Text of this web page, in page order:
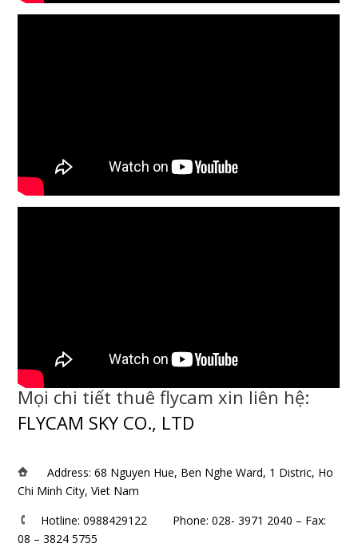
Mọi chi tiết thuê flycam xin liên hệ:
FLYCAM SKY CO., LTD
Address: 68 Nguyen Hue, Ben Nghe Ward, 1 Distric, Ho
Chi Minh City, Viet Nam
Hotline: 0988429122 Phone: 028- 3971 2040 – Fax:
08 – 3824 5755